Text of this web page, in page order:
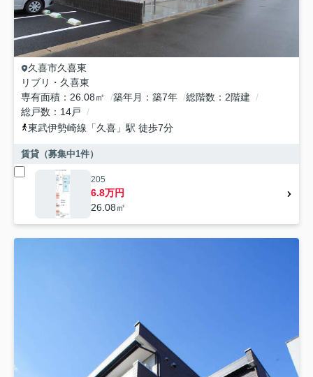
久喜市久喜東
リブリ・久喜東
専有面積
26.08㎡ 築年月 築7年 総階数
2階建
総戸数
14戸
東武伊勢崎線 「久喜 」駅 徒歩7分
賃貸（募集中1件）
205
6.8万円
26.08㎡